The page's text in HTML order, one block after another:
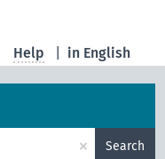
in English
Help
× Search